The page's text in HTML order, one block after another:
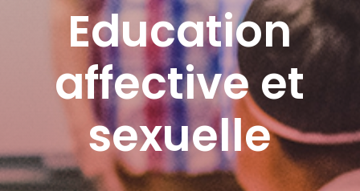
Education
affective et
sexuelle